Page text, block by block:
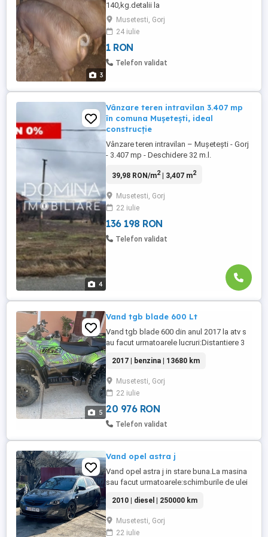
3
140,kg.detalii la
Musetesti, Gorj
24 iulie
1 RON
Telefon validat
4
Vânzare teren intravilan 3.407 mp
în comuna Mușetești, ideal
construcție
Vânzare teren intravilan – Mușetești - Gorj
- 3.407 mp - Deschidere 32 m.l.
sau investiție într-o zonă liniștită, cu peisaj
Mușetești, sat Mușetești Suprafață teren:
3.407 mp integral intravilan Deschidere la
stradă: ...
39,98 RON/m2| 3,407 m2
Musetesti, Gorj
22 iulie
136 198 RON
Telefon validat
5
Vand tgb blade 600 Lt
Vand tgb blade 600 din anul 2017 la atv s
au facut urmatoarele lucruri:Distantiere 3
la roti sunt schimbati,uleiul la 500km
schimbat tot timpul,cauciucuri noi.Atv nu
are acte detin doar contract de vanzare
cumparare
2017 | benzina | 13680 km
Musetesti, Gorj
22 iulie
20 976 RON
Telefon validat
Vand opel astra j
Vand opel astra j in stare buna.La masina
sau facut urmatoarele:schimburile de ulei
un an,schimbatii rulmentii fața,discurile si
placutele noi,pompa abs,egr,dpf
curatat.Ca si modificari sunt
2010 | diesel | 250000 km
Musetesti, Gorj
22 iulie